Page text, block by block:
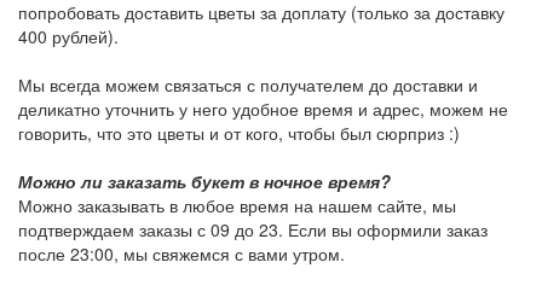
попробовать доставить цветы за доплату (только за доставку
400 рублей).
Мы всегда можем связаться с получателем до доставки и
деликатно уточнить у него удобное время и адрес, можем не
говорить, что это цветы и от кого, чтобы был сюрприз :)
Можно ли заказать букет в ночное время?
Можно заказывать в любое время на нашем сайте, мы
подтверждаем заказы с 09 до 23. Если вы оформили заказ
после 23:00, мы свяжемся с вами утром.